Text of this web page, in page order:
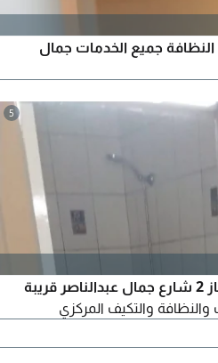
جميع الخدمات جمال
5
متوفر غرفة كبيرة الموقع المجاز 2 شارع جمال عبدالناصر قريبة
والتكيف المركزي